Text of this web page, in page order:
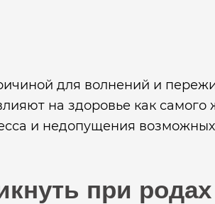
для волнений и
на здоровье как самого
и недопущения
при родах